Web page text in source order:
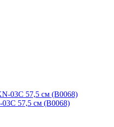
03С 57,5 см (B0068)